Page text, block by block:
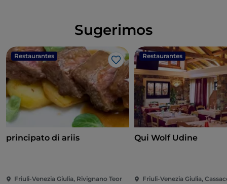
Sugerimos
Restaurantes
Me gusta
principato di ariis
Friuli-Venezia Giulia, Rivignano Teor
Restaurantes
Qui Wolf Udine
Friuli-Venezia Giulia,